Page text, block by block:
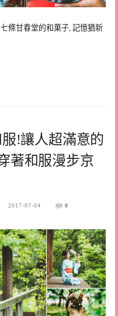
條甘春堂的和菓子, 記憶猶新
!讓人超滿意的
著和服漫步京
2017-07-04 0